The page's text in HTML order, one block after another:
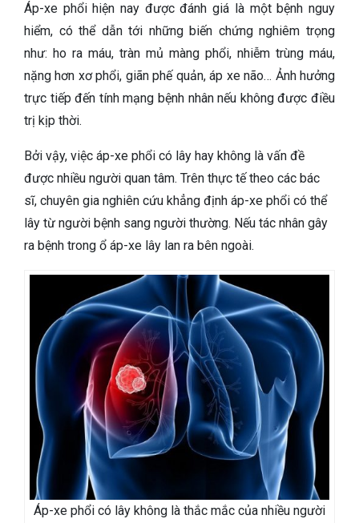
Áp-xe phổi hiện nay được đánh giá là một bệnh nguy
hiểm, có thể dẫn tới những biến chứng nghiêm trọng
như: ho ra máu, tràn mủ màng phổi, nhiễm trùng máu,
nặng hơn xơ phổi, giãn phế quản, áp xe não… Ảnh hưởng
trực tiếp đến tính mạng bệnh nhân nếu không được điều
trị kịp thời.
Bởi vậy, việc áp-xe phổi có lây hay không là vấn đề
được nhiều người quan tâm. Trên thực tế theo các bác
sĩ, chuyên gia nghiên cứu khẳng định áp-xe phổi có thể
lây từ người bệnh sang người thường. Nếu tác nhân gây
ra bệnh trong ổ áp-xe lây lan ra bên ngoài.
Áp-xe phổi có lây không là thắc mắc của nhiều người